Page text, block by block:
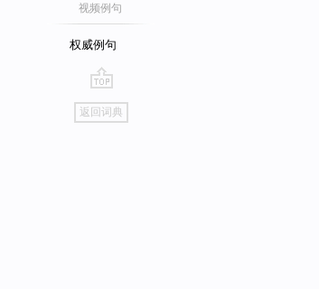
视频例句
权威例句
go
top
返回词典